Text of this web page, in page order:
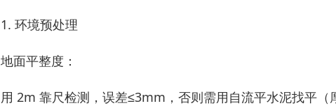
1. 环境预处理
地面平整度：
用 2m 靠尺检测，误差≤3mm，否则需用自流平水泥找平（